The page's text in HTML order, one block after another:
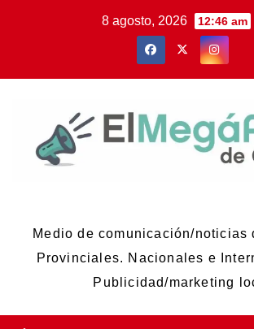
8 agosto, 2026 12:46 am
Medio de comunicación/noticias
Provinciales. Nacionales e
Publicidad/marketing